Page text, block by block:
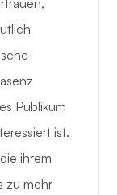
Publikum
ist.
ihrem
zu mehr